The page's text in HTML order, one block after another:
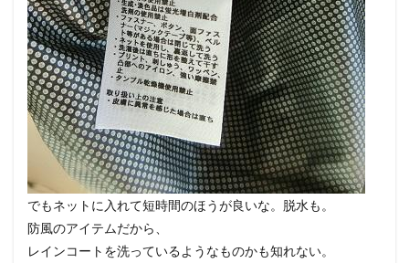
でもネットに入れて短時間のほうが良いな。脱水も。
防風のアイテムだから、
レインコートを洗っているようなものかも知れない。